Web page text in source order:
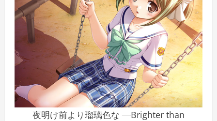
夜明け前より瑠璃色な ―Brighter than